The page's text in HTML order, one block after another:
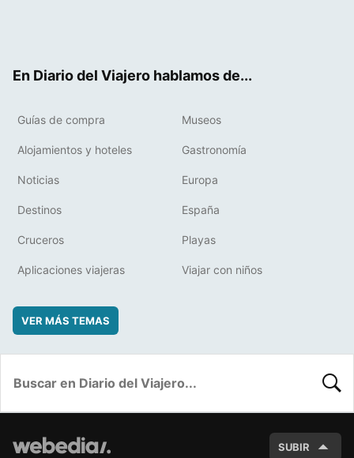
En Diario del Viajero hablamos de...
Guías de compra Museos
Alojamientos y hoteles Gastronomía
Noticias Europa
Destinos España
Cruceros Playas
Aplicaciones viajeras Viajar con niños
VER MÁS TEMAS
SUBIR